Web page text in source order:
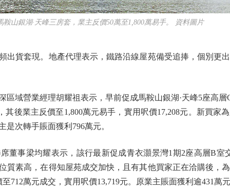
鞍山銀湖·天峰三房套，業主反價50萬至1,800萬易手。 資料圖片
貨套現。地產代理表示，鐵路沿線屋苑備受追捧，個別更
域營業經理胡耀祖表示，早前促成馬鞍山銀湖·天峰5座高層
其後業主反價至1,800萬元易手，實用呎價17,208元。新買家
次轉手賬面獲利796萬元。
事梁均耀表示，該行最新促成青衣灝景灣1期2座高層B室
質素高，在得知屋苑成交加快，且有其他買家正在洽購後，
712萬元成交，實用呎價13,719元。原業主賬面獲利逾431萬元